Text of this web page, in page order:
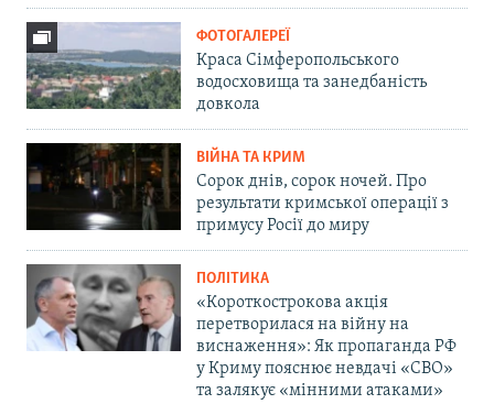
ФОТОГАЛЕРЕЇ
Краса Сімферопольського
водосховища та занедбаність
довкола
ВІЙНА ТА КРИМ
Сорок днів, сорок ночей. Про
результати кримської операції з
примусу Росії до миру
ПОЛІТИКА
«Короткострокова акція
перетворилася на війну на
виснаження»: Як пропаганда РФ
у Криму пояснює невдачі «СВО»
та залякує «мінними атаками»